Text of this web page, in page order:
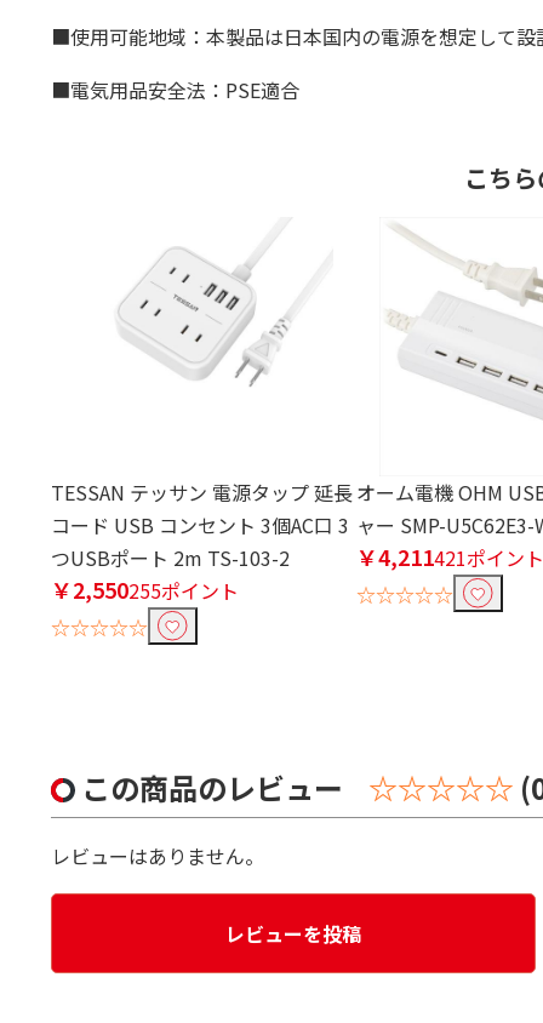
■使用可能地域：本製品は日本国内の電源を想定して設
■電気用品安全法：PSE適合
こち
TESSAN テッサン 電源タップ 延長
コード USB コンセント 3個AC口 3
つUSBポート 2m TS-103-2
￥2,550255ポイント
☆☆☆☆☆
オーム電機 OHM
ャー SMP-U5C62E3-
￥4,211421ポイント
☆☆☆☆☆
この商品のレビュー ☆☆☆☆☆
レビューはありません。
レビューを投稿